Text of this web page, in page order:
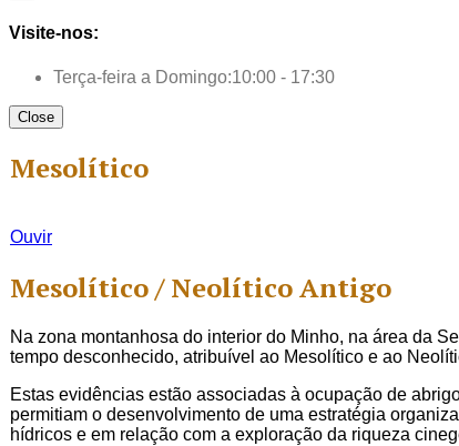
Visite-nos:
Terça-feira a Domingo:10:00 - 17:30
Close
Mesolítico
Ouvir
Mesolítico / Neolítico Antigo
Na zona montanhosa do interior do Minho, na área da
tempo desconhecido, atribuível ao Mesolítico e ao
Estas evidências estão associadas à ocupação de
permitiam o desenvolvimento de uma estratégia
hídricos e em relação com a exploração da riqueza